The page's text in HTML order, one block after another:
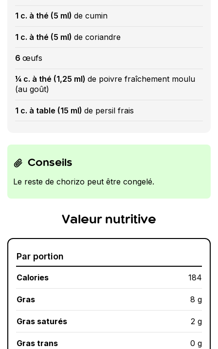
1 c. à thé (5 ml) de cumin
1 c. à thé (5 ml) de coriandre
6 œufs
¼ c. à thé (1,25 ml) de poivre fraîchement moulu
(au goût)
1 c. à table (15 ml) de persil frais
Conseils
Le reste de chorizo peut être congelé.
Valeur nutritive
Par portion
Calories 184
Gras 8 g
Gras saturés 2 g
Gras trans 0 g